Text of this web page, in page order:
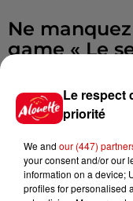
Ne
game « Le
(d’avril à
Groupe sur
10
Plus de
90 27 34.
Le respect
priorité
We and our (447)
your consent and/or our
information on a device;
profiles for personalised